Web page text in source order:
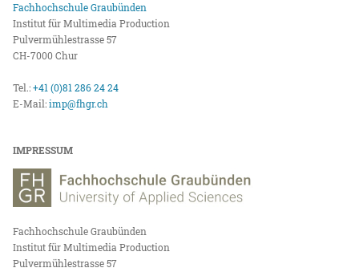
Fachhochschule Graubünden
Institut für Multimedia Production
Pulvermühlestrasse 57
CH-7000 Chur
Tel.:+41 (0)81 286 24 24
E-Mail:imp@fhgr.ch
IMPRESSUM
Fachhochschule Graubünden
Institut für Multimedia Production
Pulvermühlestrasse 57